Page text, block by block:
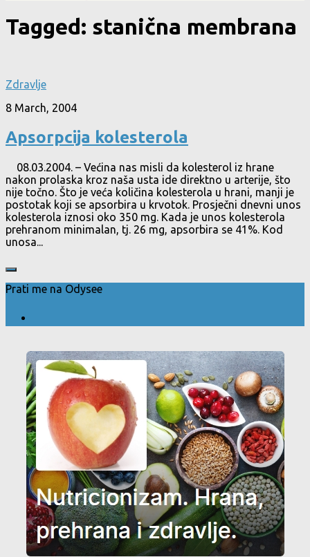
Tagged: stanična membrana
Zdravlje
8 March, 2004
Apsorpcija kolesterola
08.03.2004. – Većina nas misli da kolesterol iz hrane
nakon prolaska kroz naša usta ide direktno u arterije, što
nije točno. Što je veća količina kolesterola u hrani, manji je
postotak koji se apsorbira u krvotok. Prosječni dnevni unos
kolesterola iznosi oko 350 mg. Kada je unos kolesterola
prehranom minimalan, tj. 26 mg, apsorbira se 41%. Kod
unosa...
Prati me na Odysee